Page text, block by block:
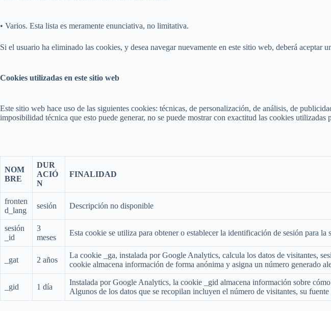
• Varios. Esta lista es meramente enunciativa, no limitativa.
Si el usuario ha eliminado las cookies, y desea navegar nuevamente en este sitio web, deberá aceptar
Cookies utilizadas en este sitio web
Este sitio web hace uso de las siguientes cookies: técnicas, de personalización, de análisis, de
imposibilidad técnica que esto puede generar, no se puede mostrar con exactitud las cookies
NOM
BRE
DUR
ACIÓ
N
FINALIDAD
fronten
d_lang
sesión Descripción no disponible
sesión
_id
3
meses
Esta cookie se utiliza para obtener o establecer la identificación de sesión para la
_gat 2 años
La cookie _ga, instalada por Google Analytics, calcula los datos de visitantes,
cookie almacena información de forma anónima y asigna un número generado
_gid 1 día
Instalada por Google Analytics, la cookie _gid almacena información sobre
Algunos de los datos que se recopilan incluyen el número de visitantes, su